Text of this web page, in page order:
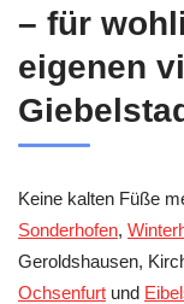
– für
eigenen
Keine kalten Füße
Sonderhofen,
Geroldshausen,
Ochsenfurt und